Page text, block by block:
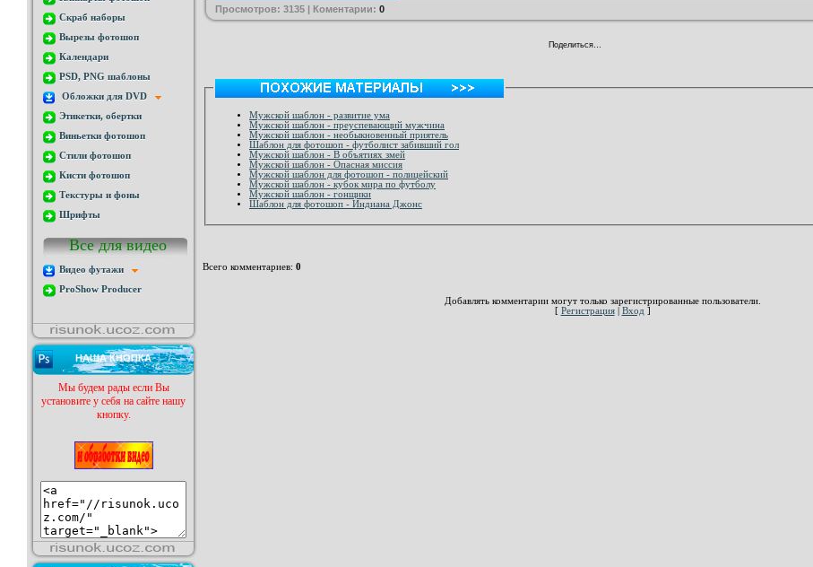
Скраб наборы
Вырезы фотошоп
Календари
PSD, PNG шаблоны
Обложки для DVD
Этикетки, обертки
Виньетки фотошоп
Стили фотошоп
Кисти фотошоп
Текстуры и фоны
Шрифты
Все для видео
Видео футажи
ProShow Producer
НАША КНОПКА
Мы будем рады если Вы
установите у себя на сайте нашу
кнопку.
Просмотров: 3135 | Коментарии: 0
Поделиться…
Мужской шаблон - развитие ума
Мужской шаблон - преуспевающий мужчина
Мужской шаблон - необыкновенный приятель
Шаблон для фотошоп - футболист забивший гол
Мужской шаблон - В объятиях змей
Мужской шаблон - Опасная миссия
Мужской шаблон для фотошоп - полицейский
Мужской шаблон - кубок мира по футболу
Мужской шаблон - гонщики
Шаблон для фотошоп - Индиана Джонс
Всего комментариев: 0
Добавлять комментарии могут только зарегистрированные пользователи.
[ Регистрация| Вход ]